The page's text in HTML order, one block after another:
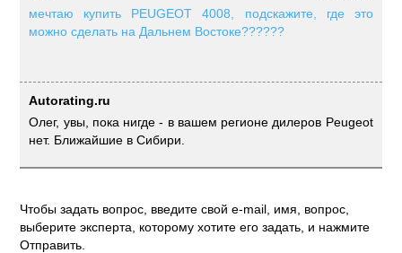
мечтаю купить PEUGEOT 4008, подскажите, где это
можно сделать на Дальнем Востоке??????
Autorating.ru
Олег, увы, пока нигде - в вашем регионе дилеров Peugeot
нет. Ближайшие в Сибири.
Чтобы задать вопрос, введите свой e-mail, имя, вопрос,
выберите эксперта, которому хотите его задать, и нажмите
Отправить.